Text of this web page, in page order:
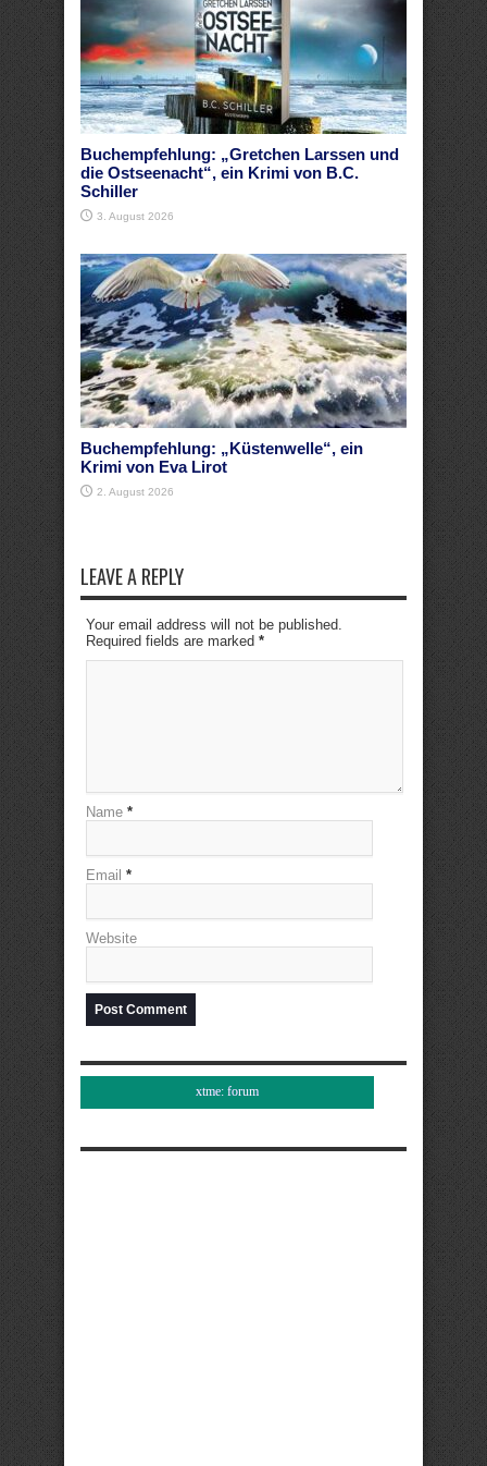
Buchempfehlung: „Gretchen Larssen und
die Ostseenacht“, ein Krimi von B.C.
Schiller
3. August 2026
Buchempfehlung: „Küstenwelle“, ein
Krimi von Eva Lirot
2. August 2026
LEAVE A REPLY
Your email address will not be published.
Required fields are marked *
Name *
Email *
Website
xtme: forum